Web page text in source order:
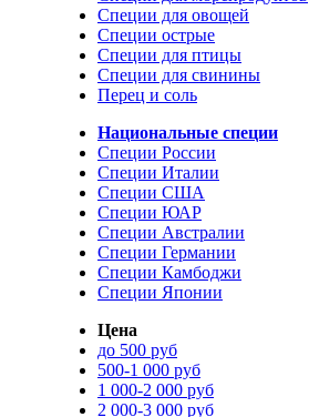
Специи для овощей
Специи острые
Специи для птицы
Специи для свинины
Перец и соль
Национальные специи
Специи России
Специи Италии
Специи США
Специи ЮАР
Специи Австралии
Специи Германии
Специи Камбоджи
Специи Японии
Цена
до 500 руб
500-1 000 руб
1 000-2 000 руб
2 000-3 000 руб